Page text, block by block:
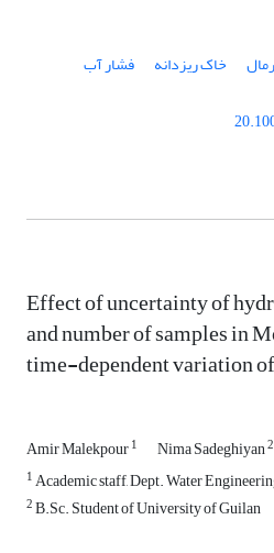
خاک ریزدانه فشار آب
Effect of uncertainty of
and number of samples in
time-dependent variation
Amir Malekpour1 Nima Sadeghiyan2
1Academic staff, Dept. Water
2B.Sc. Student of University of Guilan